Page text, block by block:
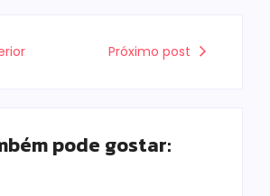
Próximo post
pode gostar: